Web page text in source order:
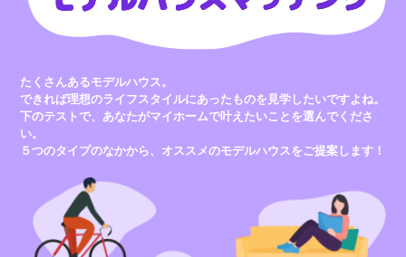
たくさんあるモデルハウス。
できれば理想のライフスタイルにあったものを見学したいですよね。
下のテストで、あなたがマイホームで叶えたいことを選んでくださ
い。
５つのタイプのなかから、オススメのモデルハウスをご提案します！